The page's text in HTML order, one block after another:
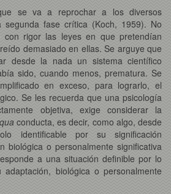
se va a reprochar a los diversos
segunda fase crítica (Koch, 1959). No
con rigor las leyes en que pretendían
demasiado en ellas. Se arguye que
desde la nada un sistema científico
sido, cuando menos, prematura. Se
en exceso, para lograrlo, el
Se les recuerda que una psicología
objetiva, exige considerar la
qua conducta, es decir, como algo, desde
identificable por su significación
biológica o personalmente significativa
a una situación definible por lo
biológica o personalmente